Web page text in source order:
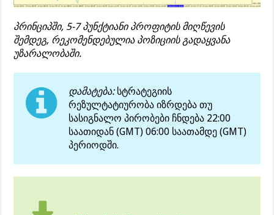
პრინციპში, 5-7 პუნქტიანი პროფიტის მიღწევის
შემდეგ, რეკომენდებულია პოზიციის გადაყვანა
უზარალობაში.
დამატება:სტრატეგიის
რეზულტატიურობა იზრდება თუ
სასიგნალო პირობები ჩნდება 22:00
საათიდან (GMT) 06:00 საათამდე (GMT)
პერიოდში.